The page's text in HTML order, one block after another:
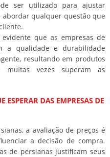
ser utilizado para ajustar
abordar qualquer questão que
que as empresas de
a qualidade e durabilidade
resultando em produtos
vezes superam as
ESPERAR DAS EMPRESAS DE
a avaliação de preços é
a decisão de compra.
de persianas justificam seus